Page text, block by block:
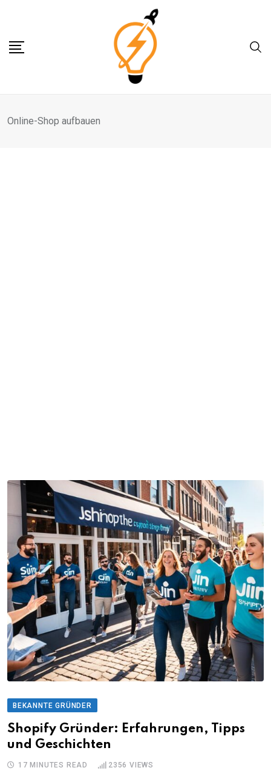
content
Online-Shop aufbauen
BEKANNTE GRÜNDER
Shopify Gründer: Erfahrungen, Tipps
und Geschichten
17 MINUTES READ 2356 VIEWS